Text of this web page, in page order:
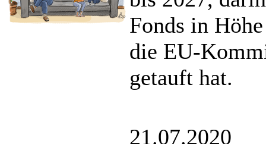
Fonds in
die EU-
getauft hat.
21.07.2020